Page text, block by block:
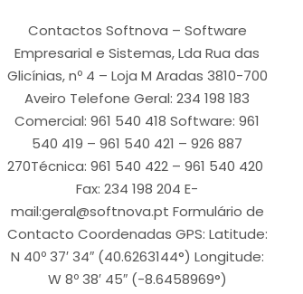
Contactos Softnova – Software
Empresarial e Sistemas, Lda Rua das
Glicínias, nº 4 – Loja M Aradas 3810-700
Aveiro Telefone Geral: 234 198 183
Comercial: 961 540 418 Software: 961
540 419 – 961 540 421 – 926 887
270Técnica: 961 540 422 – 961 540 420
Fax: 234 198 204 E-
mail:geral@softnova.pt Formulário de
Contacto Coordenadas GPS: Latitude:
N 40º 37′ 34″ (40.6263144°) Longitude:
W 8º 38′ 45″ (-8.6458969°)